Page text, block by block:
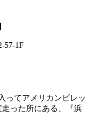
57-1F
ってアメリカンビレッ
った所にある、『浜